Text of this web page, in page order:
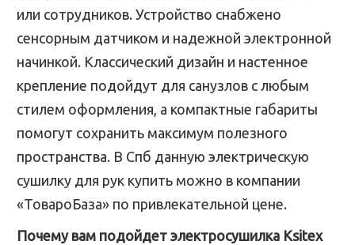
или сотрудников. Устройство снабжено
сенсорным датчиком и надежной электронной
начинкой. Классический дизайн и настенное
крепление подойдут для санузлов с любым
стилем оформления, а компактные габариты
помогут сохранить максимум полезного
пространства. В Спб данную электрическую
сушилку для рук купить можно в компании
«ТовароБаза» по привлекательной цене.
Почему вам подойдет электросушилка Ksitex